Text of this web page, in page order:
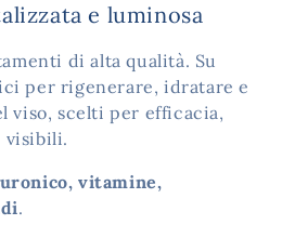
e luminosa
di alta qualità. Su
per rigenerare, idratare e
viso, scelti per efficacia,
visibili.
vitamine,
.